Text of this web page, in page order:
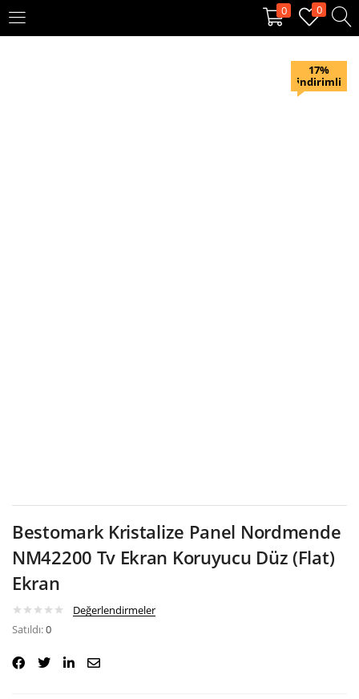
0 0
KAYIT OL
17%
indirimli
Bestomark Kristalize Panel Nordmende
NM42200 Tv Ekran Koruyucu Düz (Flat)
Ekran
Değerlendirmeler
Satıldı:0